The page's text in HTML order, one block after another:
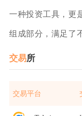
一种投资工具，更
组成部分，满足了
交易所
交易平台